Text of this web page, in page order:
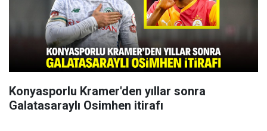
Konyasporlu Kramer'den yıllar sonra
Galatasaraylı Osimhen itirafı